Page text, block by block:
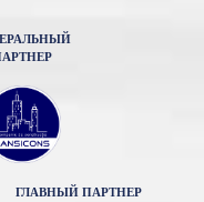
ГЛАВНЫЙ ПАРТНЕР